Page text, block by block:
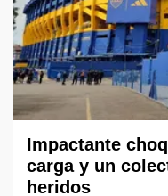
Impactante
carga y un
heridos